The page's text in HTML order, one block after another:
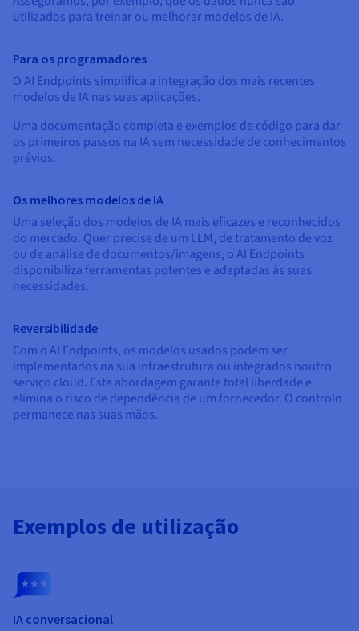
Preços
Documentação
Roadmap & Changelog
Observabilidade
Roadmap & Changelog
Roadmap & Changelog
Roadmap & Changelog
Roadmap & Changelog
utilizados para treinar ou melhorar modelos de IA.
Para os programadores
O AI Endpoints simplifica a integração dos mais recentes
modelos de IA nas suas aplicações.
Uma documentação completa e exemplos de código para dar
os primeiros passos na IA sem necessidade de conhecimentos
prévios.
Os melhores modelos de IA
Uma seleção dos modelos de IA mais eficazes e reconhecidos
do mercado. Quer precise de um LLM, de tratamento de voz
ou de análise de documentos/imagens, o AI Endpoints
disponibiliza ferramentas potentes e adaptadas às suas
necessidades.
Reversibilidade
Com o AI Endpoints, os modelos usados podem ser
implementados na sua infraestrutura ou integrados noutro
serviço cloud. Esta abordagem garante total liberdade e
elimina o risco de dependência de um fornecedor. O controlo
permanece nas suas mãos.
Exemplos de utilização
IA conversacional